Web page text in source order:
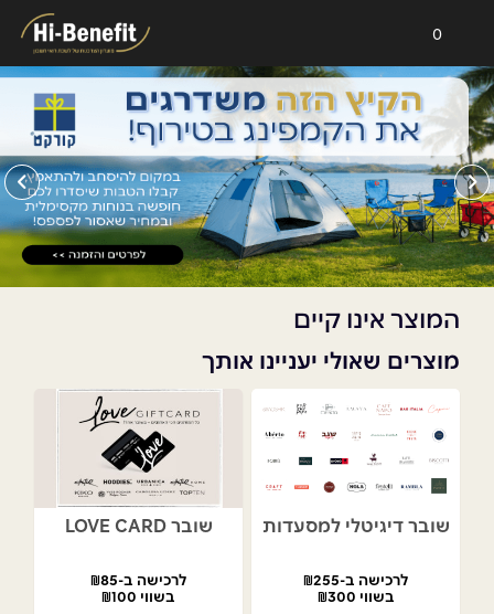
0
המוצר אינו קיים
מוצרים שאולי יעניינו אותך
שובר דיגיטלי למסעדות
לרכישה ב-₪255
בשווי ₪300
שובר LOVE CARD
לרכישה ב-₪85
בשווי ₪100